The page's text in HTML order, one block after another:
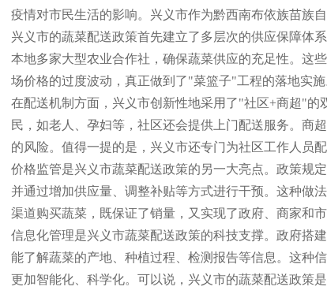
疫情对市民生活的影响。兴义市作为黔西南布依族苗族
兴义市的蔬菜配送政策首先建立了多层次的供应保障体
本地多家大型农业合作社，确保蔬菜供应的充足性。这
场价格的过度波动，真正做到了"菜篮子"工程的落地实施
在配送机制方面，兴义市创新性地采用了"社区+商超"
民，如老人、孕妇等，社区还会提供上门配送服务。商
的风险。值得一提的是，兴义市还专门为社区工作人员
价格监管是兴义市蔬菜配送政策的另一大亮点。政策规
并通过增加供应量、调整补贴等方式进行干预。这种做
渠道购买蔬菜，既保证了销量，又实现了政府、商家和市
信息化管理是兴义市蔬菜配送政策的科技支撑。政府搭
能了解蔬菜的产地、种植过程、检测报告等信息。这种
更加智能化、科学化。可以说，兴义市的蔬菜配送政策